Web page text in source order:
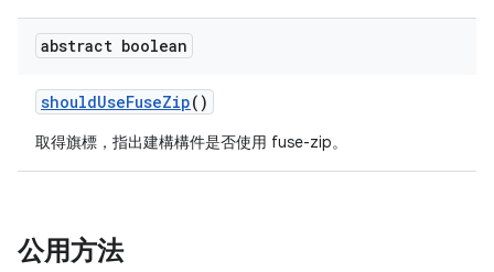
abstract boolean
shouldUseFuseZip()
取得旗標，指出建構構件是否使用 fuse-zip。
公用方法